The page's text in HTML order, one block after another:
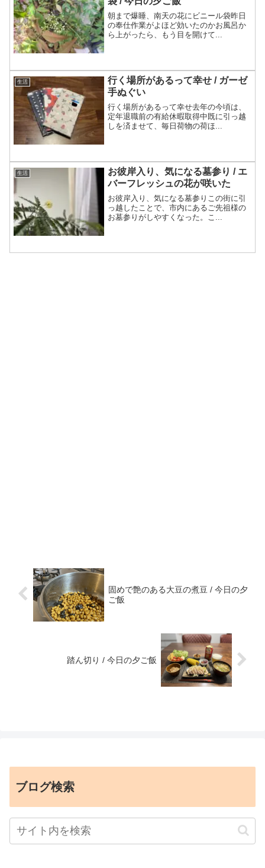
朝まで爆睡、南天の花にビニール袋昨日
の奉仕作業がよほど効いたのかお風呂か
ら上がったら、もう目を開けて...
生活
行く場所があるって幸せ / ガーゼ
手ぬぐい
行く場所があるって幸せ去年の今頃は、
定年退職前の有給休暇取得中既に引っ越
しを済ませて、毎日荷物の荷ほ...
生活
お彼岸入り、気になる墓参り / エ
バーフレッシュの花が咲いた
お彼岸入り、気になる墓参りこの街に引
っ越したことで、市内にあるご先祖様の
お墓参りがしやすくなった。こ...
固めで艶のある大豆の煮豆 / 今日の夕
ご飯
踏ん切り / 今日の夕ご飯
ブログ検索